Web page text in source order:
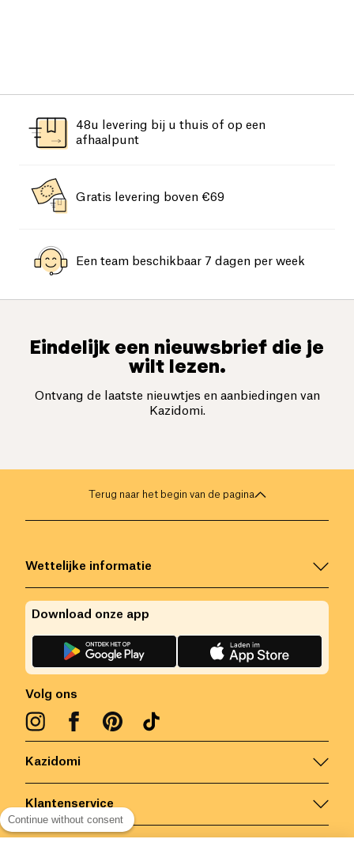
48u levering bij u thuis of op een
afhaalpunt
Gratis levering boven €69
Een team beschikbaar 7 dagen per week
Eindelijk een nieuwsbrief die je
wilt lezen.
Ontvang de laatste nieuwtjes en aanbiedingen van
Kazidomi.
Terug naar het begin van de pagina
Kazidomi
Klantenservice
Wettelijke informatie
Volg ons
Download onze app
Continue without consent